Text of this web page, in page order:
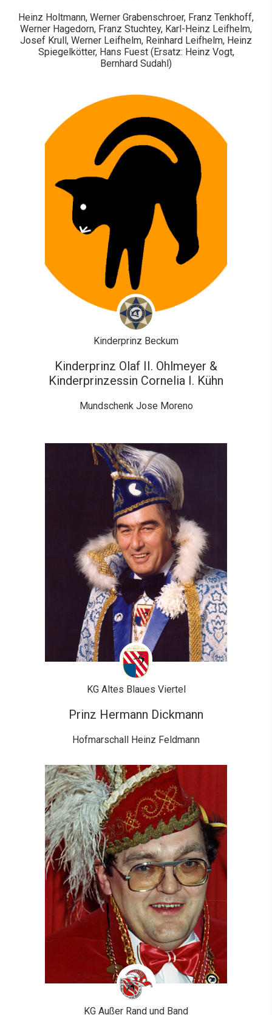
Heinz Holtmann, Werner Grabenschroer, Franz Tenkhoff,
Werner Hagedorn, Franz Stuchtey, Karl-Heinz Leifhelm,
Josef Krull, Werner Leifhelm, Reinhard Leifhelm, Heinz
Spiegelkötter, Hans Fuest (Ersatz: Heinz Vogt,
Bernhard Sudahl)
Kinderprinz Beckum
Kinderprinz Olaf II. Ohlmeyer &
Kinderprinzessin Cornelia I. Kühn
Mundschenk Jose Moreno
KG Altes Blaues Viertel
Prinz Hermann Dickmann
Hofmarschall Heinz Feldmann
KG Außer Rand und Band